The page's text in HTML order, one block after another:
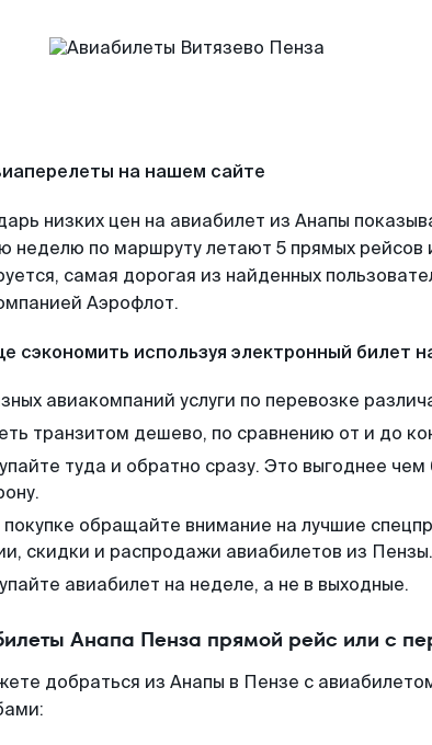
на нашем сайте
низких цен на авиабилет из Анапы
неделю по маршруту летают 5 прямых рейсов
самая дорогая из найденных
Аэрофлот.
сэкономить используя электронный билет
авиакомпаний услуги по перевозке
транзитом дешево, по сравнению от и до
туда и обратно сразу. Это выгоднее
обращайте внимание на лучшие
скидки и распродажи авиабилетов из Пензы.
авиабилет на неделе, а не в выходные.
Анапа Пенза прямой рейс или с
добраться из Анапы в Пензе с